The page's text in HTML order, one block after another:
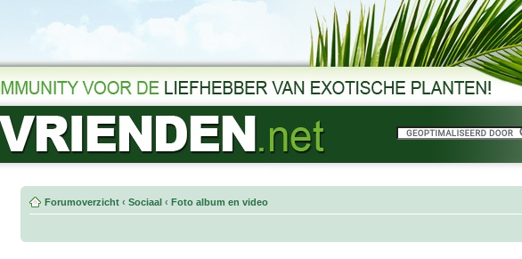
Forumoverzicht ‹ Sociaal ‹ Foto album en video